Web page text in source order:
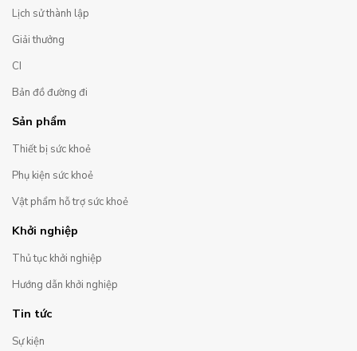
Lịch sử thành lập
Giải thưởng
CI
Bản đồ đường đi
Sản phẩm
Thiết bị sức khoẻ
Phụ kiện sức khoẻ
Vật phẩm hỗ trợ sức khoẻ
Khởi nghiệp
Thủ tục khởi nghiệp
Hướng dẫn khởi nghiệp
Tin tức
Sự kiện